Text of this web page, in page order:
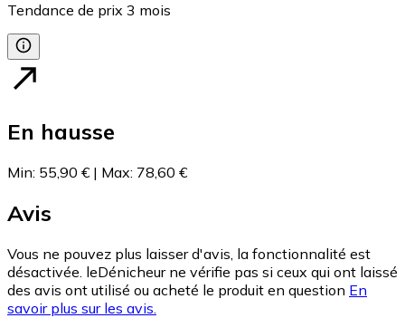
Tendance de prix 3 mois
En hausse
Min: 55,90 € | Max: 78,60 €
Avis
Vous ne pouvez plus laisser d'avis, la fonctionnalité est
désactivée. leDénicheur ne vérifie pas si ceux qui ont laissé
des avis ont utilisé ou acheté le produit en question En
savoir plus sur les avis.